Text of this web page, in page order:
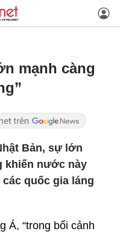
mạnh càng
Bản, sự lớn
khiến nước này
quốc gia láng
Á, “trong bối cảnh